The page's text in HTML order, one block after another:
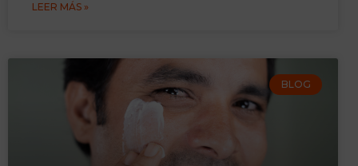
LEER MÁS »
BLOG